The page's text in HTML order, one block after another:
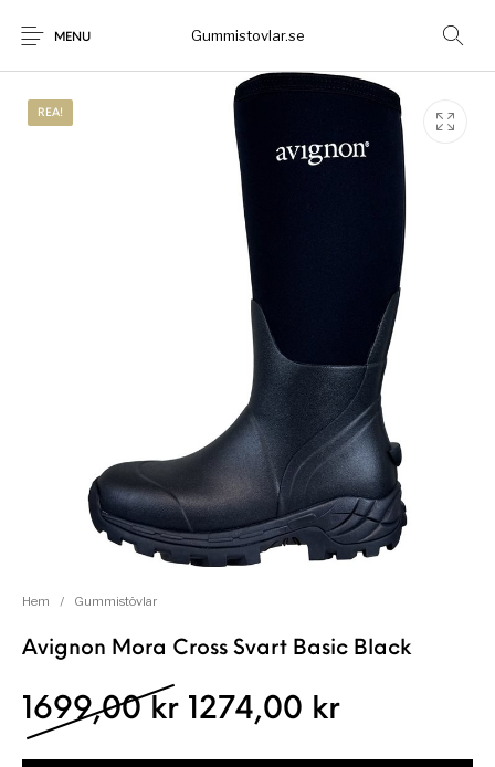
MENU Gummistovlar.se
Gummistövlar Okategoriserad
REA!
Hem / Gummistövlar
Avignon Mora Cross Svart Basic Black
1699,00 kr Det ursprungliga
1274,00 krDet